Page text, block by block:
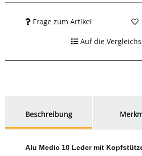
Leitung von Prof. Grifka bringt
Frage zum Artikel
Auf die
Beschreibung
Alu Medic 10 Leder mit